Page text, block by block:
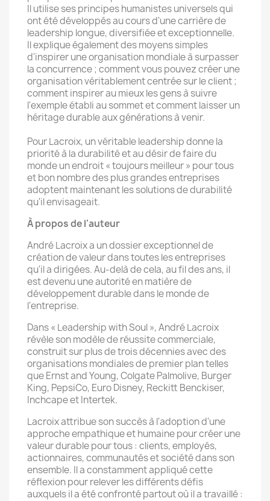
Il utilise ses principes humanistes universels qui
ont été développés au cours d'une carrière de
leadership longue, diversifiée et exceptionnelle.
Il explique également des moyens simples
d'inspirer une organisation mondiale à surpasser
la concurrence ; comment vous pouvez créer une
organisation véritablement centrée sur le client ;
comment inspirer au mieux les gens à suivre
l'exemple établi au sommet et comment laisser un
héritage durable aux générations à venir.
Pour Lacroix, un véritable leadership donne la
priorité à la durabilité et au désir de faire du
monde un endroit « toujours meilleur » pour tous
et bon nombre des plus grandes entreprises
adoptent maintenant les solutions de durabilité
qu'il envisageait.
À propos de l'auteur
André Lacroix a un dossier exceptionnel de
création de valeur dans toutes les entreprises
qu'il a dirigées. Au-delà de cela, au fil des ans, il
est devenu une autorité en matière de
développement durable dans le monde de
l'entreprise.
Dans « Leadership with Soul », André Lacroix
révèle son modèle de réussite commerciale,
construit sur plus de trois décennies avec des
organisations mondiales de premier plan telles
que Ernst and Young, Colgate Palmolive, Burger
King, PepsiCo, Euro Disney, Reckitt Benckiser,
Inchcape et Intertek.
Lacroix attribue son succès à l'adoption d'une
approche empathique et humaine pour créer une
valeur durable pour tous : clients, employés,
actionnaires, communautés et société dans son
ensemble. Il a constamment appliqué cette
réflexion pour relever les différents défis
auxquels il a été confronté partout où il a travaillé :